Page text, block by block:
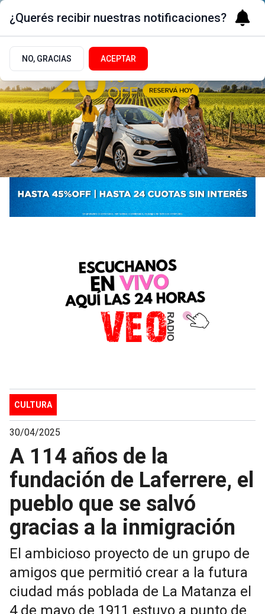
CULTURA
30/04/2025
A 114 años de la
fundación de Laferrere, el
pueblo que se salvó
gracias a la inmigración
El ambicioso proyecto de un grupo de
amigos que permitió crear a la futura
ciudad más poblada de La Matanza el
4 de mayo de 1911 estuvo a punto de
¿Querés recibir nuestras notificaciones?
NO, GRACIAS ACEPTAR